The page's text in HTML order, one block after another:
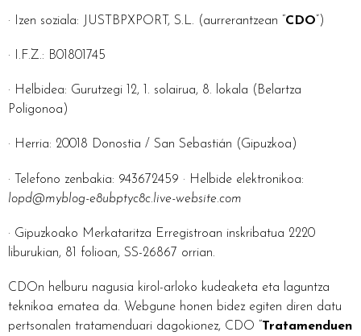
· Izen soziala: JUSTBPXPORT, S.L. (aurrerantzean “ CDO ”)
· I.F.Z.: B01801745
· Helbidea: Gurutzegi 12, 1. solairua, 8. lokala (Belartza
Poligonoa)
· Herria: 20018 Donostia / San Sebastián (Gipuzkoa)
· Telefono zenbakia: 943672459 · Helbide elektronikoa:
lopd@myblog-e8ubptyc8c.live-website.com
· Gipuzkoako Merkataritza Erregistroan inskribatua 2220
liburukian, 81 folioan, SS-26867 orrian.
CDOn helburu nagusia kirol-arloko kudeaketa eta laguntza
teknikoa ematea da. Webgune honen bidez egiten diren datu
pertsonalen tratamenduari dagokionez, CDO “ Tratamenduen